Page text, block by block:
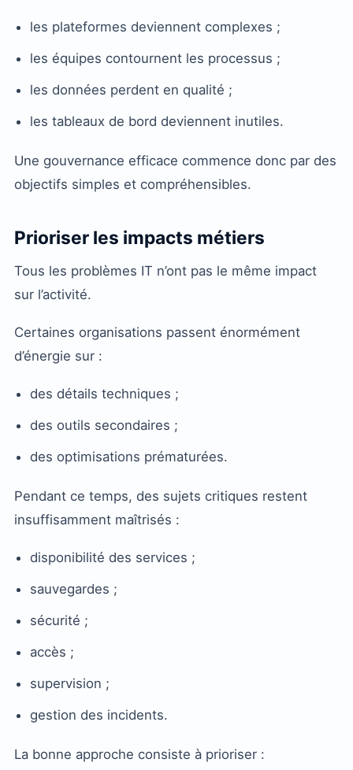
les plateformes deviennent complexes ;
les équipes contournent les processus ;
les données perdent en qualité ;
les tableaux de bord deviennent inutiles.
Une gouvernance efficace commence donc par des
objectifs simples et compréhensibles.
Prioriser les impacts métiers
Tous les problèmes IT n’ont pas le même impact
sur l’activité.
Certaines organisations passent énormément
d’énergie sur :
des détails techniques ;
des outils secondaires ;
des optimisations prématurées.
Pendant ce temps, des sujets critiques restent
insuffisamment maîtrisés :
disponibilité des services ;
sauvegardes ;
sécurité ;
accès ;
supervision ;
gestion des incidents.
La bonne approche consiste à prioriser :